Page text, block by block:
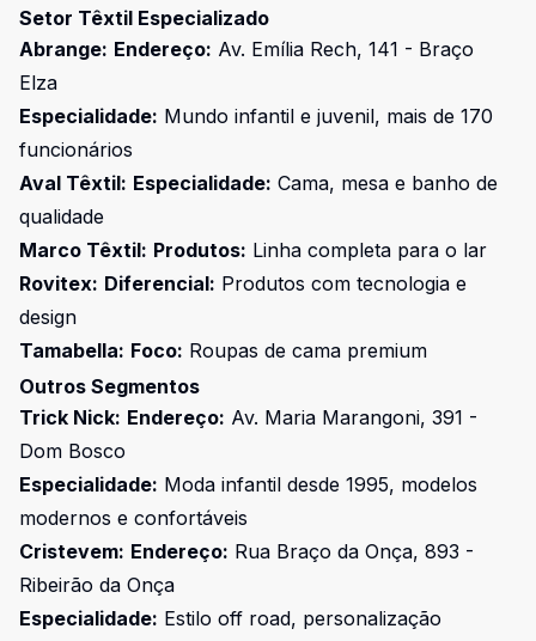
Setor Têxtil Especializado
Abrange: Endereço: Av. Emília Rech, 141 - Braço
Elza
Especialidade: Mundo infantil e juvenil, mais de 170
funcionários
Aval Têxtil: Especialidade: Cama, mesa e banho de
qualidade
Marco Têxtil: Produtos: Linha completa para o lar
Rovitex: Diferencial: Produtos com tecnologia e
design
Tamabella: Foco: Roupas de cama premium
Outros Segmentos
Trick Nick: Endereço: Av. Maria Marangoni, 391 -
Dom Bosco
Especialidade: Moda infantil desde 1995, modelos
modernos e confortáveis
Cristevem: Endereço: Rua Braço da Onça, 893 -
Ribeirão da Onça
Especialidade: Estilo off road, personalização